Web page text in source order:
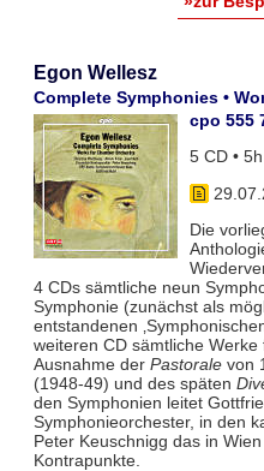
Egon Wellesz
Complete Symphonies •
cpo 555
5 CD •
Die
4 CDs sämtliche neun
Symphonie (zunächst als
entstandenen
weiteren CD sämtliche
Ausnahme der Pastoralevon
(1948-49) und des späten
den Symphonien leitet
Symphonieorchester, in den
Peter Keuschnigg das in
Kontrapunkte.